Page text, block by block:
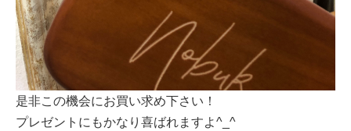
是非この機会にお買い求め下さい！
プレゼントにもかなり喜ばれますよ^_^